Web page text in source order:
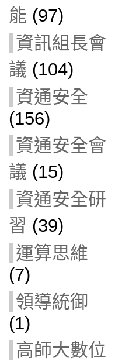
能 (97)
資訊組長會
議 (104)
資通安全
(156)
資通安全會
議 (15)
資通安全研
習 (39)
運算思維
(7)
領導統御
(1)
高師大數位